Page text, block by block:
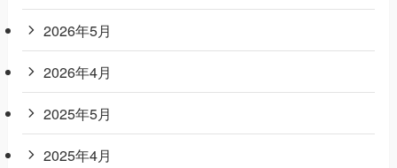
2026年5月
2026年4月
2025年5月
2025年4月